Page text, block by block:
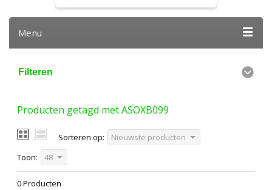
Menu
Filteren
Producten getagd met ASOXB099
Sorteren op:
Nieuwste producten
Toon:
48
0 Producten